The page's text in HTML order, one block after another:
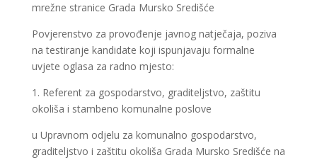
mrežne stranice Grada Mursko Središće
Povjerenstvo za provođenje javnog natječaja, poziva
na testiranje kandidate koji ispunjavaju formalne
uvjete oglasa za radno mjesto:
1. Referent za gospodarstvo, graditeljstvo, zaštitu
okoliša i stambeno komunalne poslove
u Upravnom odjelu za komunalno gospodarstvo,
graditeljstvo i zaštitu okoliša Grada Mursko Središće na